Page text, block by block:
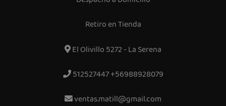
Retiro en Tienda
El Olivillo 5272 - La Serena
512527447 +56988928079
ventas.matill@gmail.com